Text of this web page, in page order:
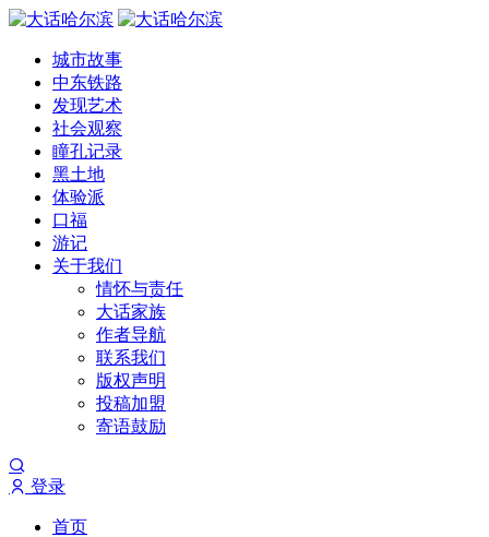
城市故事
中东铁路
发现艺术
社会观察
瞳孔记录
黑土地
体验派
口福
游记
关于我们
情怀与责任
大话家族
作者导航
联系我们
版权声明
投稿加盟
寄语鼓励
登录
首页